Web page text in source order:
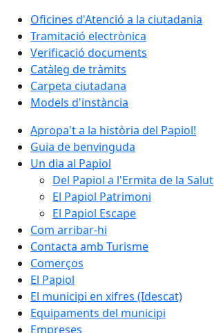
Oficines d'Atenció a la ciutadania
Tramitació electrònica
Verificació documents
Catàleg de tràmits
Carpeta ciutadana
Models d'instància
Apropa't a la història del Papiol!
Guia de benvinguda
Un dia al Papiol
Del Papiol a l'Ermita de la Salut
El Papiol Patrimoni
El Papiol Escape
Com arribar-hi
Contacta amb Turisme
Comerços
El Papiol
El municipi en xifres (Idescat)
Equipaments del municipi
Empreses